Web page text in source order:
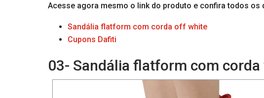
Acesse agora mesmo o link do produto e confira todos os
Sandália flatform com corda off white
Cupons Dafiti
03- Sandália flatform com